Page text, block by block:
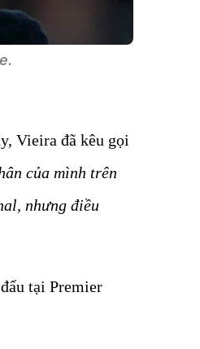
Vieira đã kêu gọi
của mình trên
nhưng điều
tại Premier